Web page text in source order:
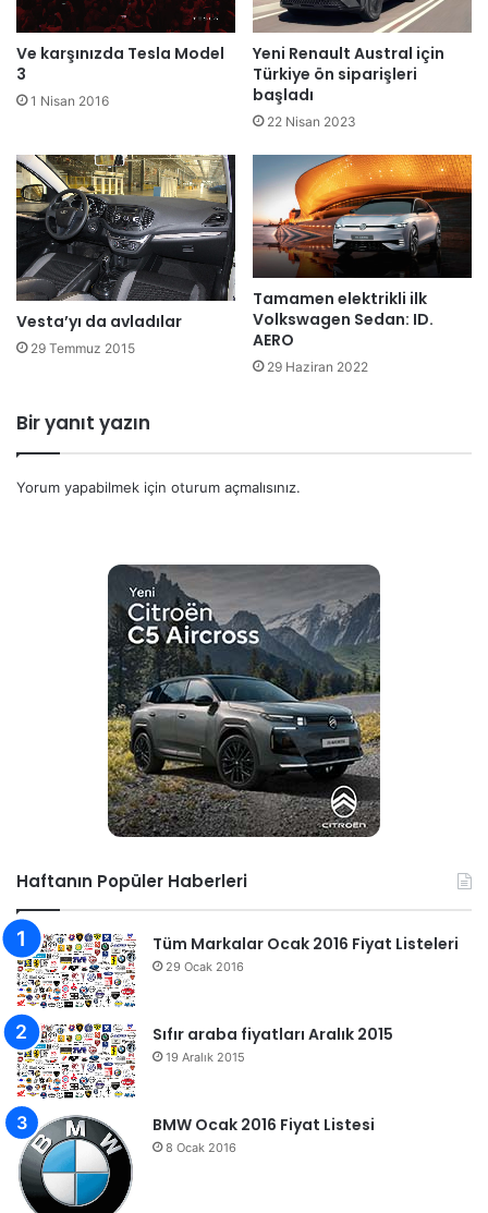
Ve karşınızda Tesla Model
3
1 Nisan 2016
Yeni Renault Austral için
Türkiye ön siparişleri
başladı
22 Nisan 2023
Vesta’yı da avladılar
29 Temmuz 2015
Tamamen elektrikli ilk
Volkswagen Sedan: ID.
AERO
29 Haziran 2022
Bir yanıt yazın
Yorum yapabilmek için oturum açmalısınız.
Haftanın Popüler Haberleri
Tüm Markalar Ocak 2016 Fiyat Listeleri
29 Ocak 2016
Sıfır araba fiyatları Aralık 2015
19 Aralık 2015
BMW Ocak 2016 Fiyat Listesi
8 Ocak 2016